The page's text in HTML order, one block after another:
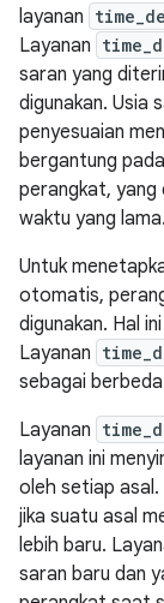
layanan
Layanan
saran yang
digunakan. Usia
penyesuaian
bergantung
perangkat, yang
waktu yang lama.
Untuk
otomatis,
digunakan. Hal
Layanan
sebagai
Layanan
layanan ini
oleh setiap asal.
jika suatu asal
lebih baru.
saran baru dan